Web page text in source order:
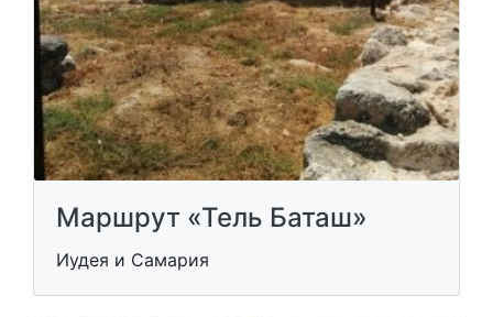
Маршрут «Тель Баташ»
Иудея и Самария